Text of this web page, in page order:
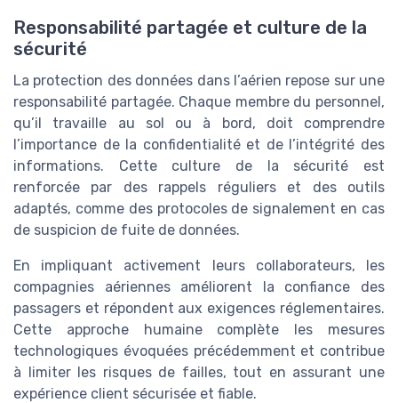
Responsabilité partagée et culture de la
sécurité
La protection des données dans l’aérien repose sur une
responsabilité partagée. Chaque membre du personnel,
qu’il travaille au sol ou à bord, doit comprendre
l’importance de la confidentialité et de l’intégrité des
informations. Cette culture de la sécurité est
renforcée par des rappels réguliers et des outils
adaptés, comme des protocoles de signalement en cas
de suspicion de fuite de données.
En impliquant activement leurs collaborateurs, les
compagnies aériennes améliorent la confiance des
passagers et répondent aux exigences réglementaires.
Cette approche humaine complète les mesures
technologiques évoquées précédemment et contribue
à limiter les risques de failles, tout en assurant une
expérience client sécurisée et fiable.